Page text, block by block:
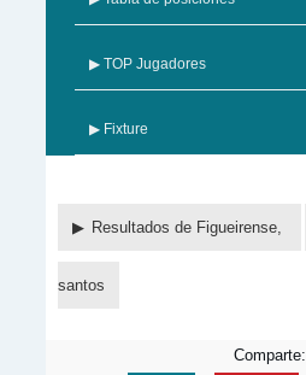
▶ TOP Jugadores
▶ Fixture
Resultados de Figueirense,
santos
Comparte: